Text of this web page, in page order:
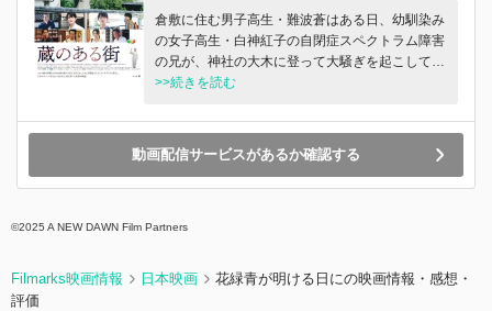
いた誠だが、そこに突然現れたのは言葉遣いも服
装も今時ではない少女・ハルだった。 誠は戸惑
いつつもハルとともに、煌を探すため街中を訪ね
歩く。その日は長岡花火の「白菊」が打ち上がる
煌がなぜ姿を消したのか次第に気づきはじめる誠
たち。 突然消えてしまった君と、突然現れた過
去から来た君。 そして、かつて交わされた大切
倉敷に住む男子高生・難波蒼はある日、幼馴染み
の女子高生・白神紅子の自閉症スペクトラム障害
の兄が、神社の大木に登って大騒ぎを起こしてい
たところへ行き合わせる。紅子の兄は幻の花火を
ち上げてやるから降りてこい!」と言って騒動を
おさめた。しかし、紅子は感謝するどころか涙を
流しながら怒る。「自閉症」の兄だから、できも
しない約束でごまかした。兄は約束を忘れないか
クを受ける。紅子に密かな思いを寄せていた蒼
したらいいのかわからない。 実は紅子にとって
「花火」は特別な意味があった。蒼が自分たちの
>>続きを読む
動画配信サービスがあるか確認する
©2025 A NEW DAWN Film Partners
Filmarks映画情報 日本映画
花緑青が明ける日にの映画情報・感想・
評価